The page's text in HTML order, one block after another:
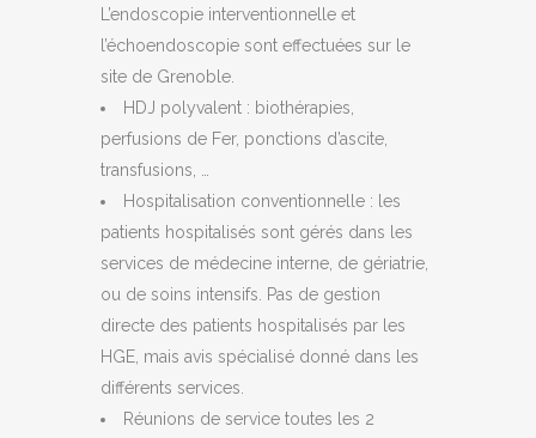
L’endoscopie interventionnelle et
l’échoendoscopie sont effectuées sur le
site de Grenoble.
HDJ polyvalent : biothérapies,
perfusions de Fer, ponctions d’ascite,
transfusions, …
Hospitalisation conventionnelle : les
patients hospitalisés sont gérés dans les
services de médecine interne, de gériatrie,
ou de soins intensifs. Pas de gestion
directe des patients hospitalisés par les
HGE, mais avis spécialisé donné dans les
différents services.
Réunions de service toutes les 2